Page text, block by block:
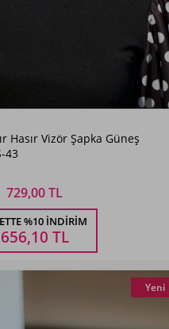
Pudra
Beden Seçiniz
STANDART
Hasır Vizör Şapka Güneş
43
729,00 TL
%10 İNDIRIM
656,10 TL
Yeni